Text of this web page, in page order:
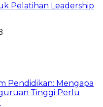
Pelatihan Leadership
Pendidikan: Mengapa
Tinggi Perlu